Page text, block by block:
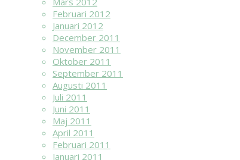
Februari 2012
Januari 2012
December 2011
November 2011
Oktober 2011
September 2011
Augusti 2011
Juli 2011
Juni 2011
Maj 2011
April 2011
Februari 2011
Januari 2011